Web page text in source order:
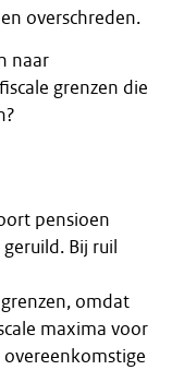
overschreden.
naar
grenzen die
pensioen
Bij ruil
omdat
maxima voor